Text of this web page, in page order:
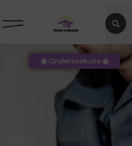
◉ Onderzoeksite ◉